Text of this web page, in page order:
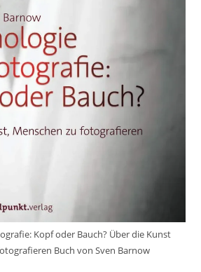
Kopf oder Bauch? Über die Kunst
Buch von Sven Barnow